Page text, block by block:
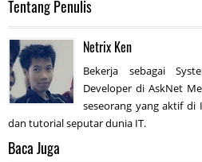
Tentang Penulis
Netrix Ken
Bekerja sebagai
Developer di AskNet
seseorang yang aktif
dan tutorial seputar dunia IT.
Baca Juga